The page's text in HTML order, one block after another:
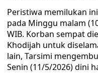
Peristiwa memilukan
pada Minggu malam
WIB. Korban sempat
Khodijah untuk
lain, Tarsimi
Senin (11/5/2026) dini